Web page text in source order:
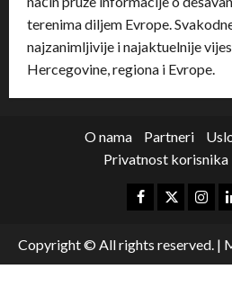
terenima diljem Evrope.
najzanimljivije i najaktuelnije
Hercegovine, regiona i Evrope.
O nama Partneri
Privatnost korisnika
Copyright © All rights reserved. |